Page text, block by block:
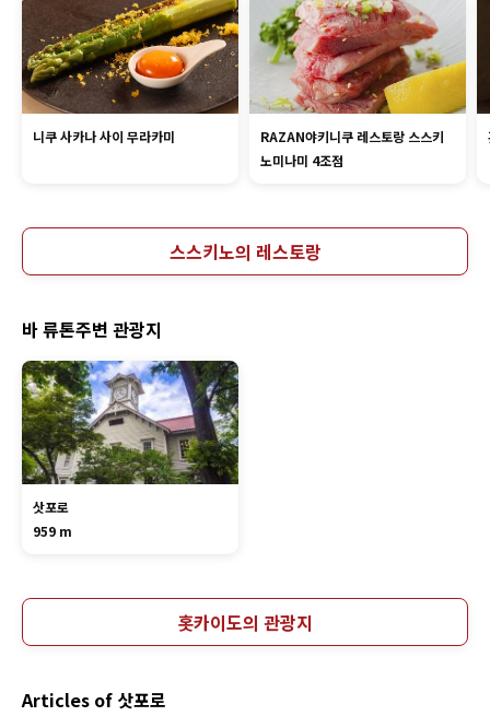
니쿠 사카나 사이 무라카미
RAZAN야키니쿠 레스토랑 스스키
노미나미 4조점
스스키노의 레스토랑
바 류톤주변 관광지
삿포로
959 m
홋카이도의 관광지
Articles of 삿포로